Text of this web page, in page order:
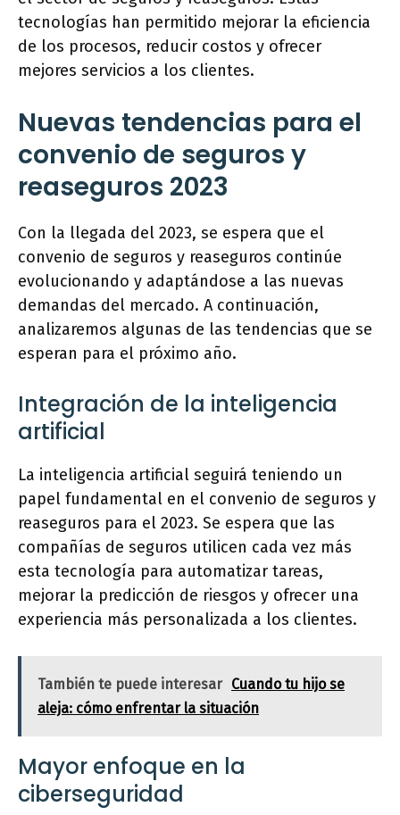
tecnologías han permitido mejorar la eficiencia
de los procesos, reducir costos y ofrecer
mejores servicios a los clientes.
Nuevas tendencias para el
convenio de seguros y
reaseguros 2023
Con la llegada del 2023, se espera que el
convenio de seguros y reaseguros continúe
evolucionando y adaptándose a las nuevas
demandas del mercado. A continuación,
analizaremos algunas de las tendencias que se
esperan para el próximo año.
Integración de la inteligencia
artificial
La inteligencia artificial seguirá teniendo un
papel fundamental en el convenio de seguros y
reaseguros para el 2023. Se espera que las
compañías de seguros utilicen cada vez más
esta tecnología para automatizar tareas,
mejorar la predicción de riesgos y ofrecer una
experiencia más personalizada a los clientes.
También te puede interesar Cuando tu hijo se
aleja: cómo enfrentar la situación
Mayor enfoque en la
ciberseguridad